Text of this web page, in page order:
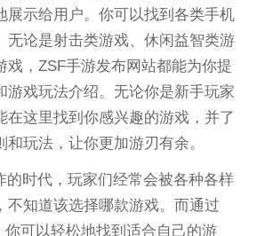
展示给用户。你可以找到各类手机
无论是射击类游戏、休闲益智类游
戏，ZSF手游发布网站都能为你提
游戏玩法介绍。无论你是新手玩家
在这里找到你感兴趣的游戏，并了
玩法，让你更加游刃有余。
的时代，玩家们经常会被各种各样
不知道该选择哪款游戏。而通过
你可以轻松地找到适合自己的游